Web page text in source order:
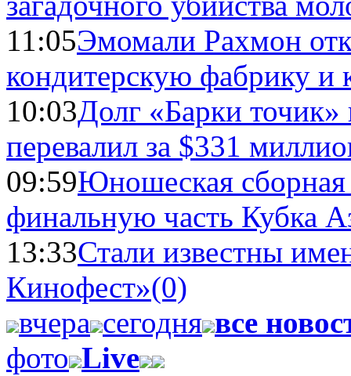
11:05Эмомали Рахмон
кондитерскую фабрику и
10:03Долг «Барки
перевалил за $331
09:59Юношеская
финальную часть Кубка
13:33Стали известны
Кинофест»(0)
вчера сегодня все
фото Live